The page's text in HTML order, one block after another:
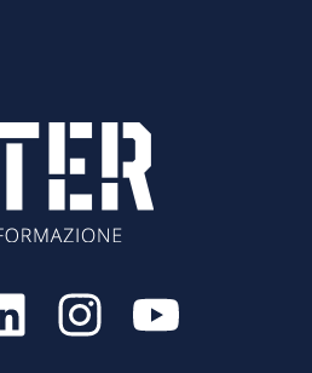
L
i
I
n
Y
o